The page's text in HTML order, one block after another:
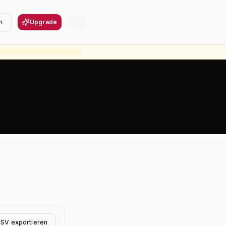
Upgrade
exportieren